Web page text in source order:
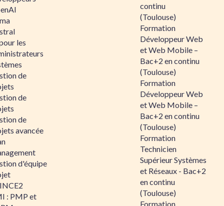
les
de
de
de
avancée
d'équipe
: PMP et
continu
(Toulouse)
Formation
Développeur Web
et Web Mobile –
Bac+2 en continu
(Toulouse)
Formation
Développeur Web
et Web Mobile –
Bac+2 en continu
(Toulouse)
Formation
Technicien
Supérieur Systèmes
et Réseaux - Bac+2
en continu
(Toulouse)
Formation